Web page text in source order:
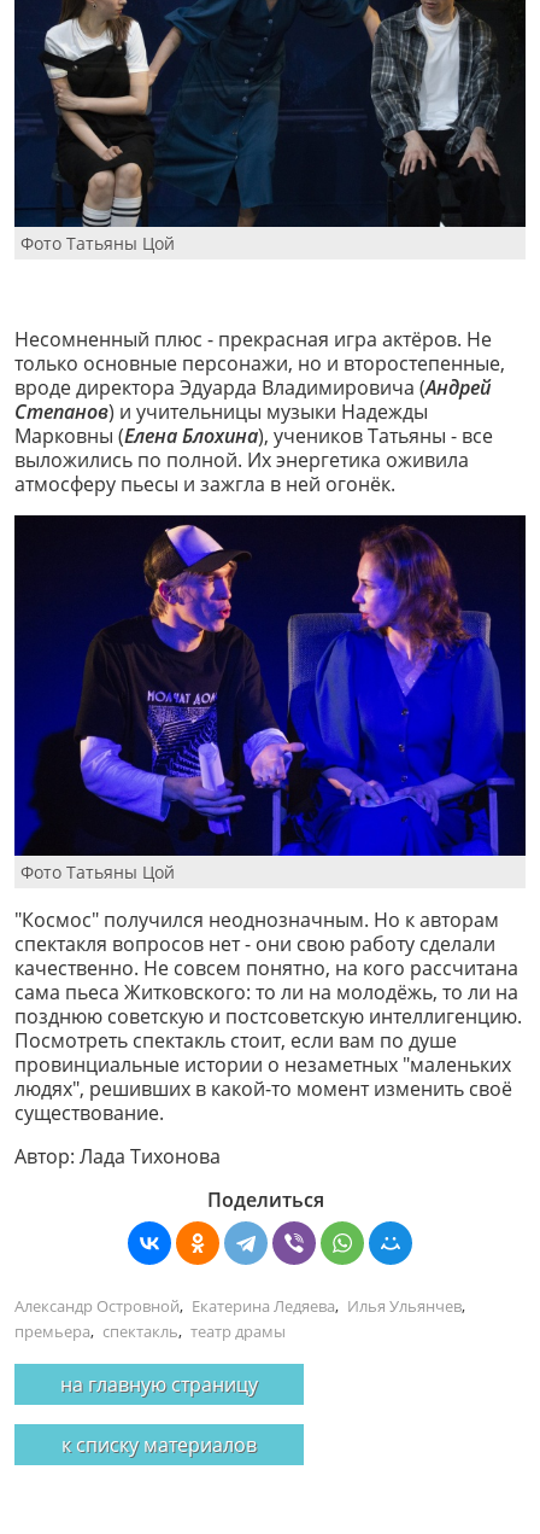
Фото Татьяны Цой
Несомненный плюс - прекрасная игра актёров. Не
только основные персонажи, но и второстепенные,
вроде директора Эдуарда Владимировича (Андрей
Степанов) и учительницы музыки Надежды
Марковны (Елена Блохина), учеников Татьяны - все
выложились по полной. Их энергетика оживила
атмосферу пьесы и зажгла в ней огонёк.
Фото Татьяны Цой
"Космос" получился неоднозначным. Но к авторам
спектакля вопросов нет - они свою работу сделали
качественно. Не совсем понятно, на кого рассчитана
сама пьеса Житковского: то ли на молодёжь, то ли на
позднюю советскую и постсоветскую интеллигенцию.
Посмотреть спектакль стоит, если вам по душе
провинциальные истории о незаметных "маленьких
людях", решивших в какой-то момент изменить своё
существование.
Автор: Лада Тихонова
Поделиться
Александр Островной, Екатерина Ледяева, Илья Ульянчев,
премьера, спектакль, театр драмы
на главную страницу
к списку материалов